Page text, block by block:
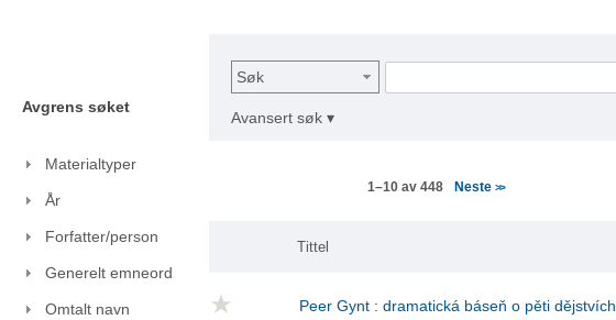
Avgrens søket
Materialtyper
År
Forfatter/person
Generelt emneord
Omtalt navn
Søk
Avansert søk ▾
1–10 av 448 Neste >>
Tittel
Peer Gynt : dramatická báseň o pěti dějstvích